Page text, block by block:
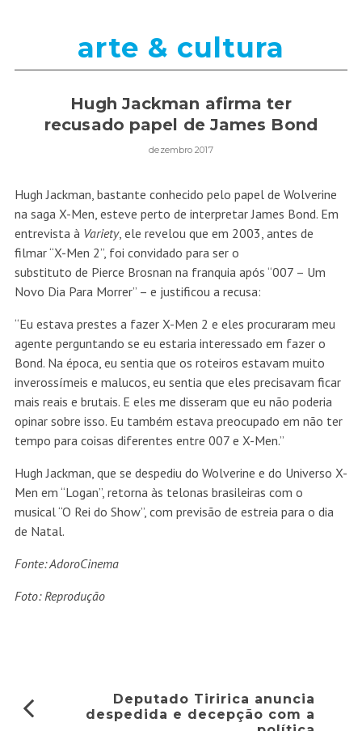
arte & cultura
Hugh Jackman afirma ter
recusado papel de James Bond
dezembro 2017
Hugh Jackman, bastante conhecido pelo papel de Wolverine
na saga X-Men, esteve perto de interpretar James Bond. Em
entrevista à Variety, ele revelou que em 2003, antes de
filmar “X-Men 2”, foi convidado para ser o
substituto de Pierce Brosnan na franquia após “007 – Um
Novo Dia Para Morrer” – e justificou a recusa:
“Eu estava prestes a fazer X-Men 2 e eles procuraram meu
agente perguntando se eu estaria interessado em fazer o
Bond. Na época, eu sentia que os roteiros estavam muito
inverossímeis e malucos, eu sentia que eles precisavam ficar
mais reais e brutais. E eles me disseram que eu não poderia
opinar sobre isso. Eu também estava preocupado em não ter
tempo para coisas diferentes entre 007 e X-Men.”
Hugh Jackman, que se despediu do Wolverine e do Universo X-
Men em “Logan”, retorna às telonas brasileiras com o
musical “O Rei do Show”, com previsão de estreia para o dia
de Natal.
Fonte: AdoroCinema
Foto: Reprodução
Deputado Tiririca anuncia
despedida e decepção com a